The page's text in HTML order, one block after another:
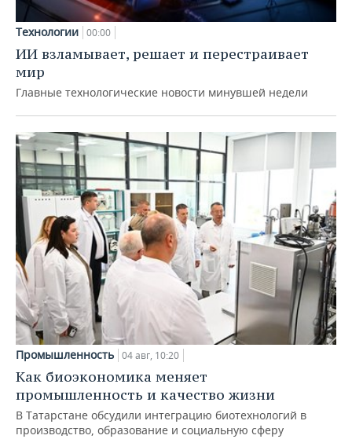
Технологии 00:00
ИИ взламывает, решает и перестраивает
мир
Главные технологические новости минувшей недели
Промышленность 04 авг, 10:20
Как биоэкономика меняет
промышленность и качество жизни
В Татарстане обсудили интеграцию биотехнологий в
производство, образование и социальную сферу